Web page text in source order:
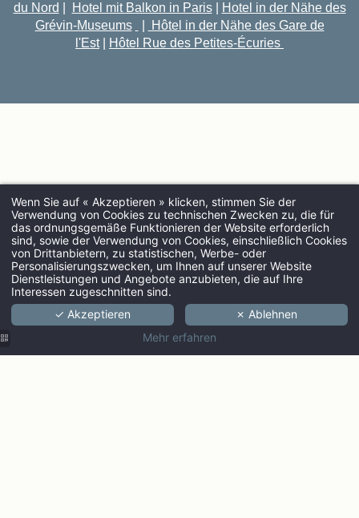
du Nord
Hotel mit Balkon in Paris|
Hotel in der Nähe des
Grévin-Museums
Hôtel in der Nähe des Gare de
l'Est| Hôtel Rue des Petites-Écuries
ANREISE
ERWACHSENE
Wenn Sie auf « Akzeptieren » klicken, stimmen Sie der
Verwendung von Cookies zu technischen Zwecken zu, die für
das ordnungsgemäße Funktionieren der Website erforderlich
sind, sowie der Verwendung von Cookies, einschließlich Cookies
von Drittanbietern, zu statistischen, Werbe- oder
Personalisierungszwecken, um Ihnen auf unserer Website
Dienstleistungen und Angebote anzubieten, die auf Ihre
Interessen zugeschnitten sind.
✓ Akzeptieren
✗ Ablehnen
Mehr erfahren